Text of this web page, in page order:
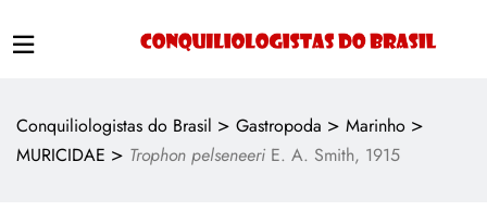
Conquiliologistas do Brasil > Gastropoda > Marinho >
MURICIDAE > Trophon pelseneeri E. A. Smith, 1915